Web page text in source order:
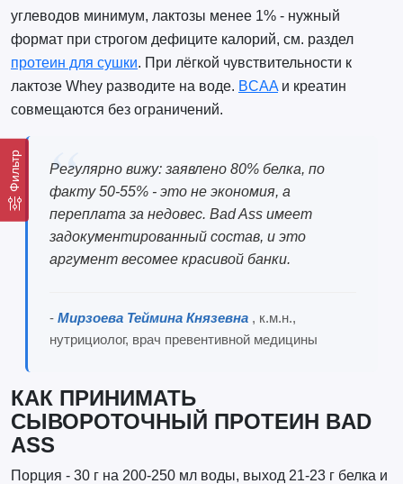
Фильтр
углеводов минимум, лактозы менее 1% - нужный
формат при строгом дефиците калорий, см. раздел
протеин для сушки. При лёгкой чувствительности к
лактозе Whey разводите на воде. BCAAи креатин
совмещаются без ограничений.
Регулярно вижу: заявлено 80% белка, по
факту 50-55% - это не экономия, а
переплата за недовес. Bad Ass имеет
задокументированный состав, и это
аргумент весомее красивой банки.
- Мирзоева Теймина Князевна , к.м.н.,
нутрициолог, врач превентивной медицины
КАК ПРИНИМАТЬ
СЫВОРОТОЧНЫЙ ПРОТЕИН BAD
ASS
Порция - 30 г на 200-250 мл воды, выход 21-23 г белка и